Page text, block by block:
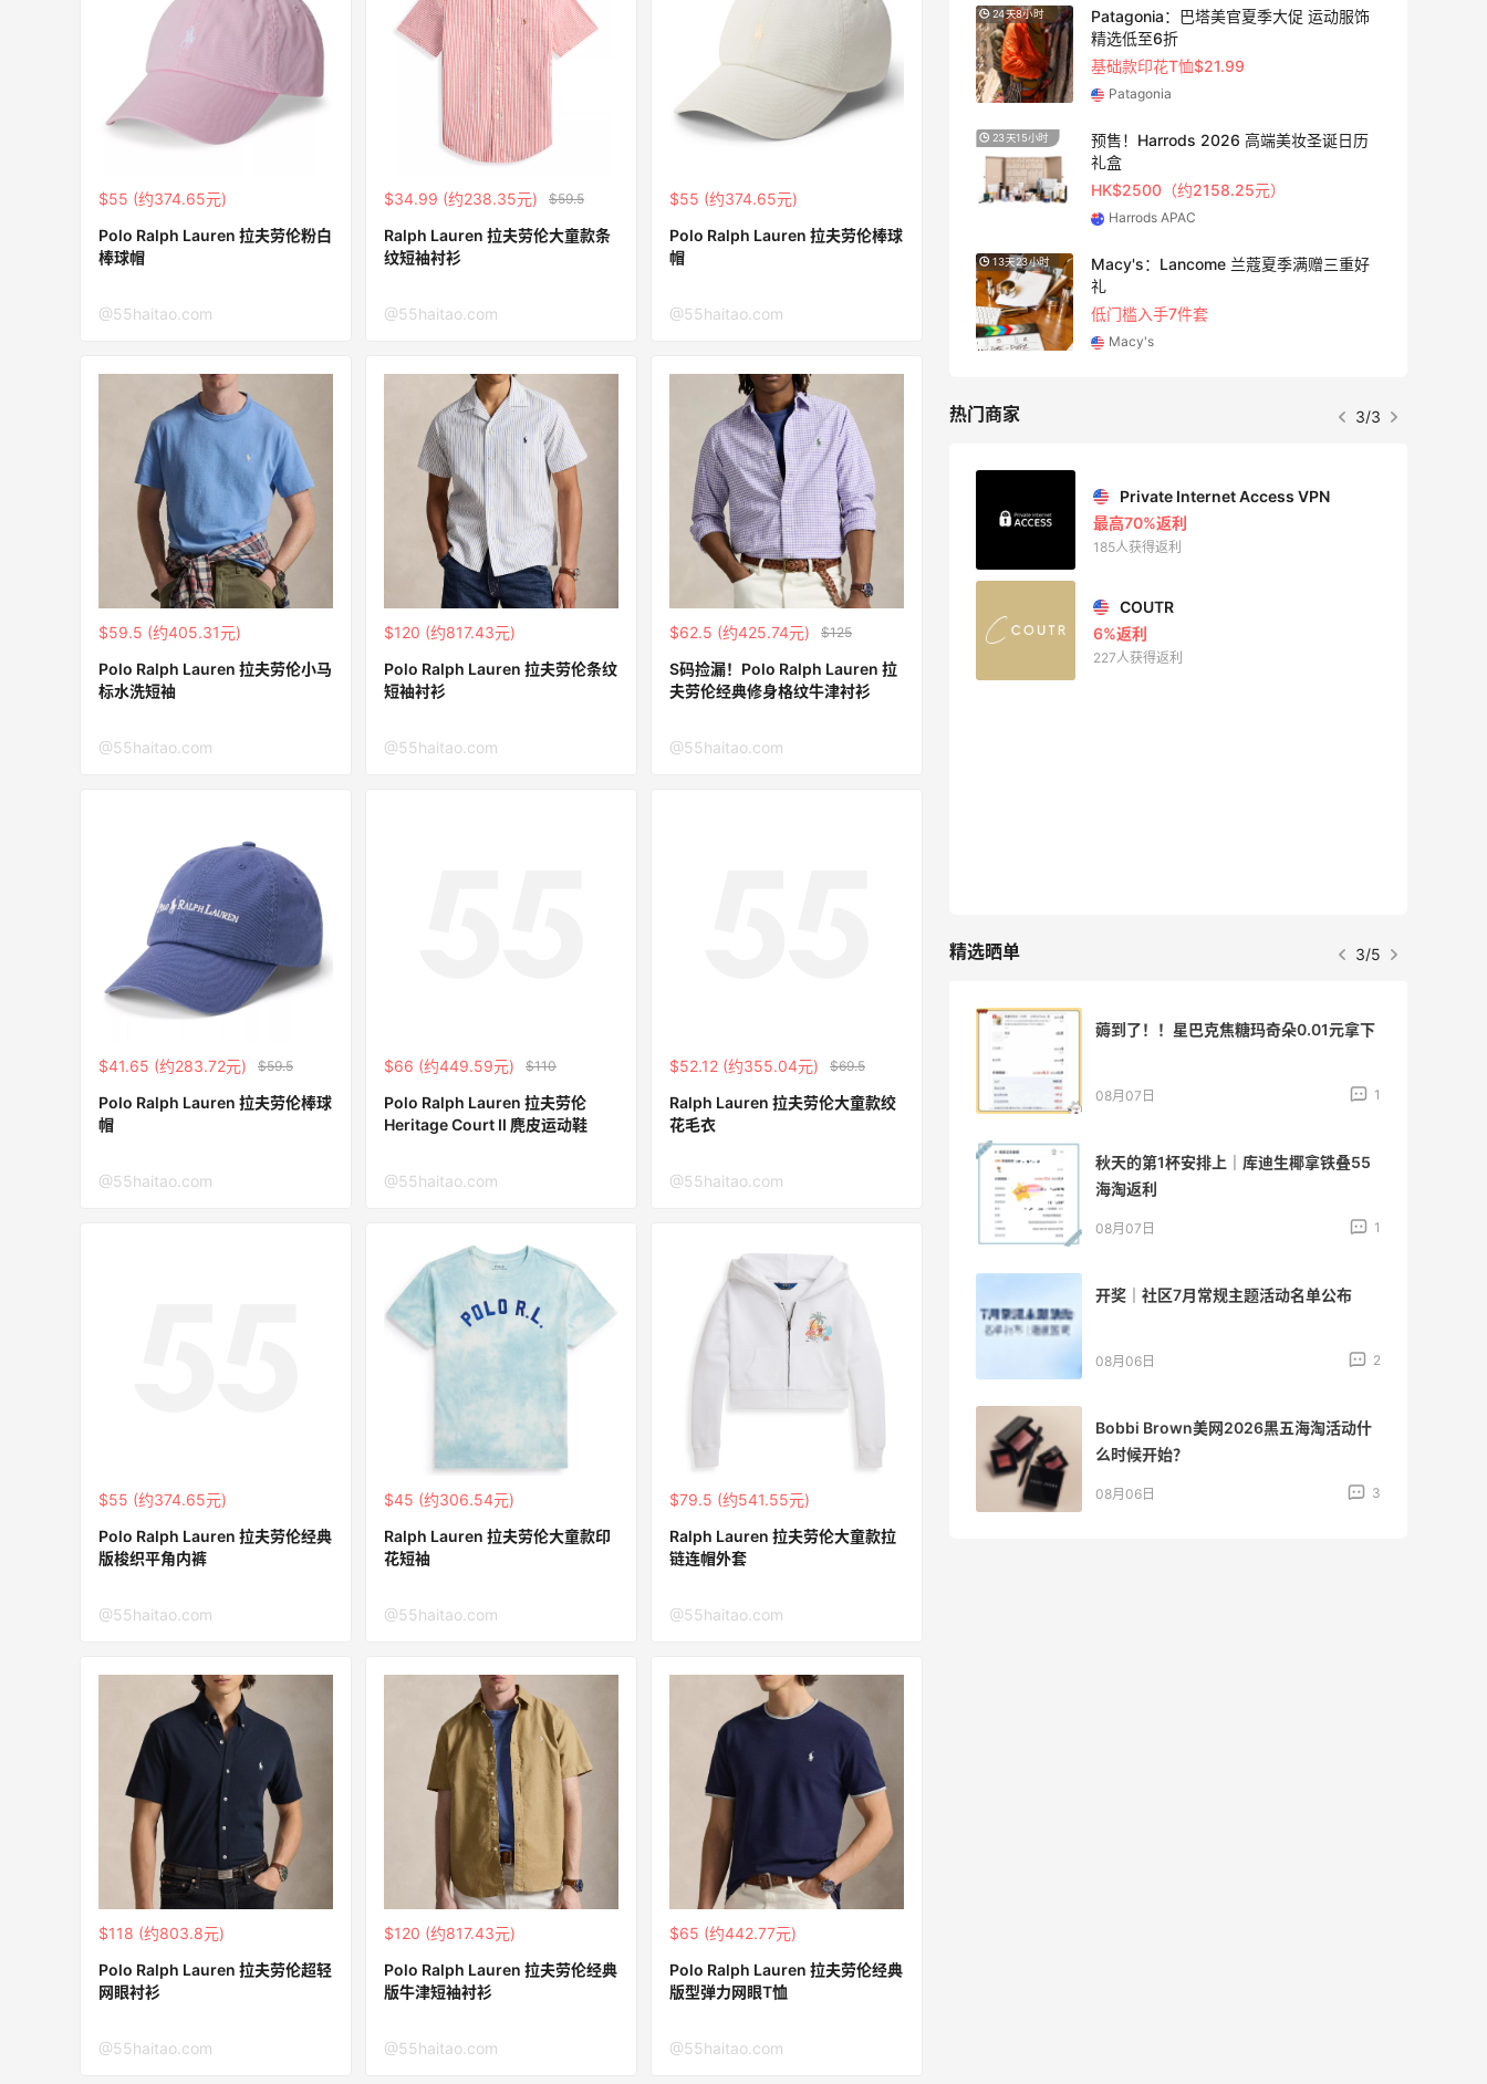
$55 (约374.65元)
Polo Ralph Lauren 拉夫劳伦粉白
棒球帽
@55haitao.com
$34.99 (约238.35元) $59.5
Ralph Lauren 拉夫劳伦大童款条
纹短袖衬衫
@55haitao.com
$55 (约374.65元)
Polo Ralph Lauren 拉夫劳伦棒球
帽
@55haitao.com
$59.5 (约405.31元)
Polo Ralph Lauren 拉夫劳伦小马
标水洗短袖
@55haitao.com
$120 (约817.43元)
Polo Ralph Lauren 拉夫劳伦条纹
短袖衬衫
@55haitao.com
$62.5 (约425.74元) $125
S码捡漏！Polo Ralph Lauren 拉
夫劳伦经典修身格纹牛津衬衫
@55haitao.com
$41.65 (约283.72元) $59.5
Polo Ralph Lauren 拉夫劳伦棒球
帽
@55haitao.com
$66 (约449.59元) $110
Polo Ralph Lauren 拉夫劳伦
Heritage Court II 麂皮运动鞋
@55haitao.com
$52.12 (约355.04元) $69.5
Ralph Lauren 拉夫劳伦大童款绞
花毛衣
@55haitao.com
$55 (约374.65元)
Polo Ralph Lauren 拉夫劳伦经典
版梭织平角内裤
@55haitao.com
$45 (约306.54元)
Ralph Lauren 拉夫劳伦大童款印
花短袖
@55haitao.com
$79.5 (约541.55元)
Ralph Lauren 拉夫劳伦大童款拉
链连帽外套
@55haitao.com
$118 (约803.8元)
Polo Ralph Lauren 拉夫劳伦超轻
网眼衬衫
@55haitao.com
$120 (约817.43元)
Polo Ralph Lauren 拉夫劳伦经典
版牛津短袖衬衫
@55haitao.com
$65 (约442.77元)
Polo Ralph Lauren 拉夫劳伦经典
版型弹力网眼T恤
@55haitao.com
Columbia Sportswear：夏季大促！哥伦
比亚运动热卖
Columbia Sportswear
Bloomingdales：美妆大促！入手 Dior、
满$200享8.5折优惠+部分送好礼
4天8小时
LN-CC：限时大促！入手 Ganni、Acne、
低至4折+额外8折
3天8小时
【55专享】Base Blu：时尚上新热卖 关注
PRADA、LOEWE、加拿大鹅等
Base Blu
2天20小时
Bluemercury：限时大促！入手 Aesop、
低至5折+部分额外8.5折
Bloomingdales：时尚热卖！入手珑骧、
每满$100返$25礼卡
24天8小时
Patagonia：巴塔美官夏季大促 运动服饰
精选低至6折
基础款印花T恤$21.99
Patagonia
23天15小时
预售！Harrods 2026 高端美妆圣诞日历
礼盒
HK$2500（约2158.25元）
Harrods APAC
13天23小时
Macy's：Lancome 兰蔻夏季满赠三重好
礼
低门槛入手7件套
Macy's
热门商家 3/3
Mac Duggal
最高2%返利
6028人成功下单
Biōkreativ
30%返利
54人获得返利
最高2%返利
最高3%返利
510人获得返利
ERGO Baby
62人获得返利
Belly Bandit
4%返利
42人获得返利
最高10%返利
Private Internet Access VPN
最高70%返利
185人获得返利
COUTR
6%返利
227人获得返利
精选晒单 3/5
乳、安睡裤等等
08月07日 0
膜+2片眼膜
京东薅面膜太爽啦～每天都可以收货面膜
08月07日 1
08月07日
Julian Bakery乳清蛋白棒 | 配料干净到感
08月07日
薅到了！！星巴克焦糖玛奇朵0.01元拿下
08月07日 1
秋天的第1杯安排上｜库迪生椰拿铁叠55
海淘返利
08月07日 1
开奖｜社区7月常规主题活动名单公布
08月06日 2
Bobbi Brown美网2026黑五海淘活动什
么时候开始？
08月06日 3